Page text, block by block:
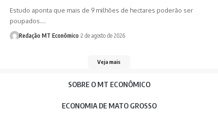
Estudo aponta que mais de 9 milhões de hectares poderão ser
poupados.…
Redação MT Econômico 2 de agosto de 2026
Veja mais
SOBRE O MT ECONÔMICO
ECONOMIA DE MATO GROSSO